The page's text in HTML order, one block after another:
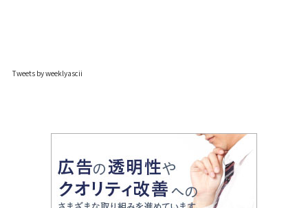
Tweets by weeklyascii